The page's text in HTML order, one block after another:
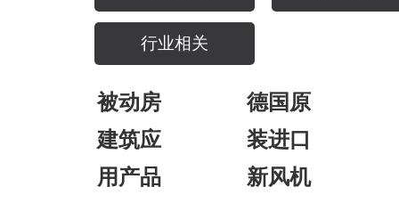
行业相关
被动房
建筑应
用产品
德国原
装进口
新风机